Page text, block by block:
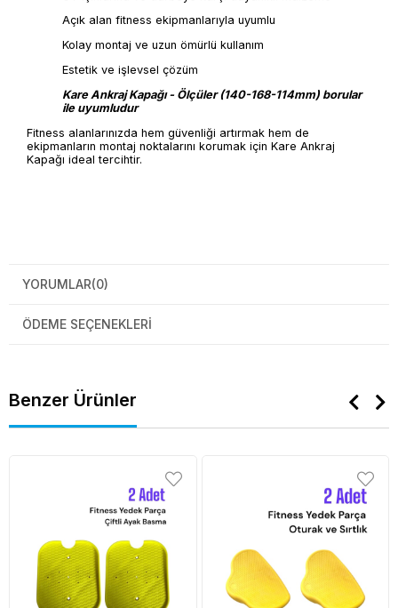
Açık alan fitness ekipmanlarıyla uyumlu
Kolay montaj ve uzun ömürlü kullanım
Estetik ve işlevsel çözüm
Kare Ankraj Kapağı - Ölçüler (140-168-114mm) borular
ile uyumludur
Fitness alanlarınızda hem güvenliği artırmak hem de
ekipmanların montaj noktalarını korumak için Kare Ankraj
Kapağı ideal tercihtir.
YORUMLAR(0)
ÖDEME SEÇENEKLERI
Benzer Ürünler